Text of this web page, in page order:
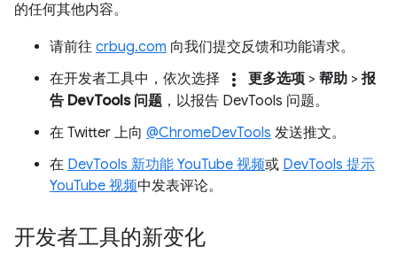
的任何其他内容。
请前往 crbug.com 向我们提交反馈和功能请求。
在开发者工具中，依次选择
more_vert 更多选项 > 帮助 > 报
告 DevTools 问题 ，以报告 DevTools 问题。
在 Twitter 上向 @ChromeDevTools 发送推文。
在 DevTools 新功能 YouTube 视频或 DevTools 提示
YouTube 视频中发表评论。
开发者工具的新变化